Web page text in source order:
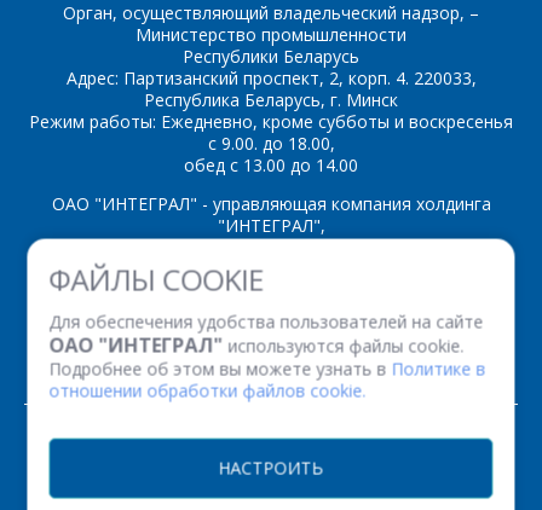
ФАЙЛЫ COOKIE
Для обеспечения удобства пользователей на сайте
ОАО "ИНТЕГРАЛ" используются файлы cookie.
Подробнее об этом вы можете узнать в Политике в
отношении обработки файлов cookie.
НАСТРОИТЬ
Орган, осуществляющий владельческий надзор, –
Министерство промышленности
Республики Беларусь
Адрес: Партизанский проспект, 2, корп. 4. 220033,
Республика Беларусь, г. Минск
Режим работы: Ежедневно, кроме субботы и воскресенья
с 9.00. до 18.00,
обед с 13.00 до 14.00
ОАО "ИНТЕГРАЛ" - управляющая компания холдинга
"ИНТЕГРАЛ",
ул. Казинца И.П., д.121А, комната 327, г. Минск, 220108,
Республика Беларусь
Факс: (+375 17) 338 12 94 УНП 100386629
Рег. номер 100386629 от 01.08.2013 г.
© 2026. Все права защищены.